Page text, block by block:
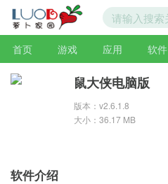
首页 游戏 应用 软件
鼠大侠电脑版
版本：v2.6.1.8
大小：36.17 MB
软件介绍